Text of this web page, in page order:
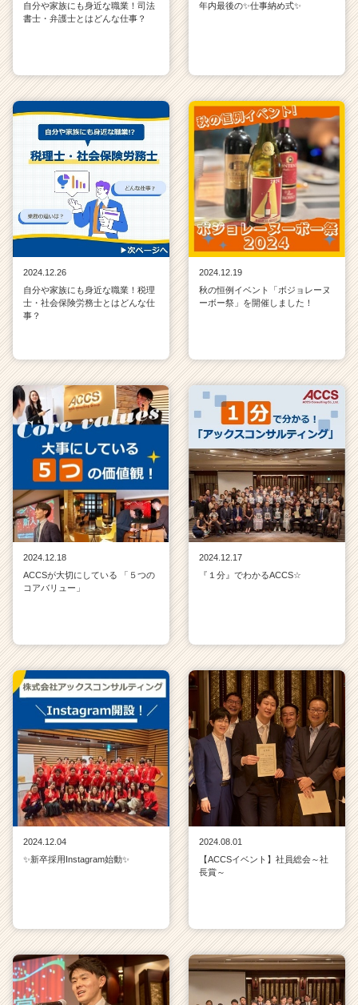
自分や家族にも身近な職業！司法
書士・弁護士とはどんな仕事？
年内最後の✨仕事納め式✨
2024.12.26
自分や家族にも身近な職業！税理
士・社会保険労務士とはどんな仕
事？
2024.12.19
秋の恒例イベント「ボジョレーヌ
ーボー祭」を開催しました！
2024.12.18
ACCSが大切にしている 「５つの
コアバリュー」
2024.12.17
『１分』でわかるACCS☆
2024.12.04
✨新卒採用Instagram始動✨
2024.08.01
【ACCSイベント】社員総会～社
長賞～